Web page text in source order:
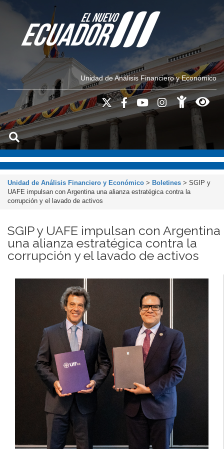
Unidad de Análisis Financiero y Económico
Unidad de Análisis Financiero y Económico > Boletines > SGIP y
UAFE impulsan con Argentina una alianza estratégica contra la
corrupción y el lavado de activos
SGIP y UAFE impulsan con Argentina
una alianza estratégica contra la
corrupción y el lavado de activos